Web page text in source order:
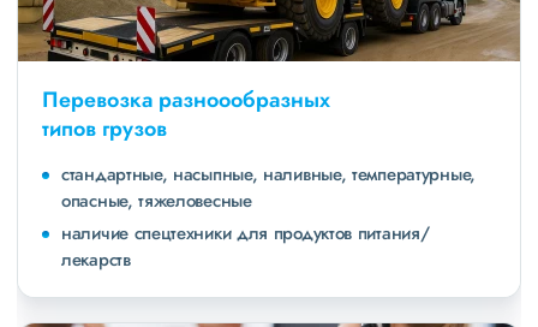
Перевозка разноообразных
типов грузов
стандартные, насыпные, наливные, температурные,
опасные, тяжеловесные
наличие спецтехники для продуктов питания/
лекарств